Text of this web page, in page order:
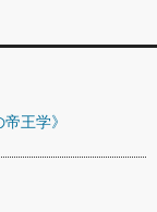
王学》